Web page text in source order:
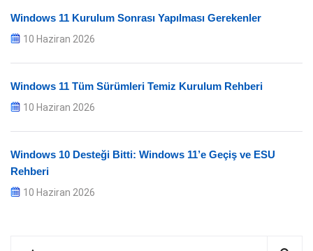
Windows 11 Kurulum Sonrası Yapılması Gerekenler
10 Haziran 2026
Windows 11 Tüm Sürümleri Temiz Kurulum Rehberi
10 Haziran 2026
Windows 10 Desteği Bitti: Windows 11’e Geçiş ve ESU
Rehberi
10 Haziran 2026